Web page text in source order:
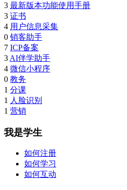
3 最新版本功能使用手册
3 证书
4 用户信息采集
0 销客助手
7 ICP备案
3 AI伴学助手
4 微信小程序
0 教务
1 分课
1 人脸识别
1 营销
我是学生
如何注册
如何学习
如何互动